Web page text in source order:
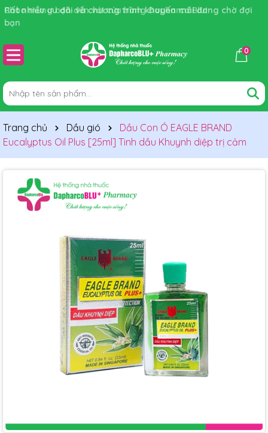
Rất nhiều ưu đãi và chương trình khuyến mãi đang chờ đợi
bạn
0
Trang chủ Dầu gió
Dầu Con Ó EAGLE BRAND
Eucalyptus Oil Plus [25ml] Tinh dầu Khuynh diệp trị cảm